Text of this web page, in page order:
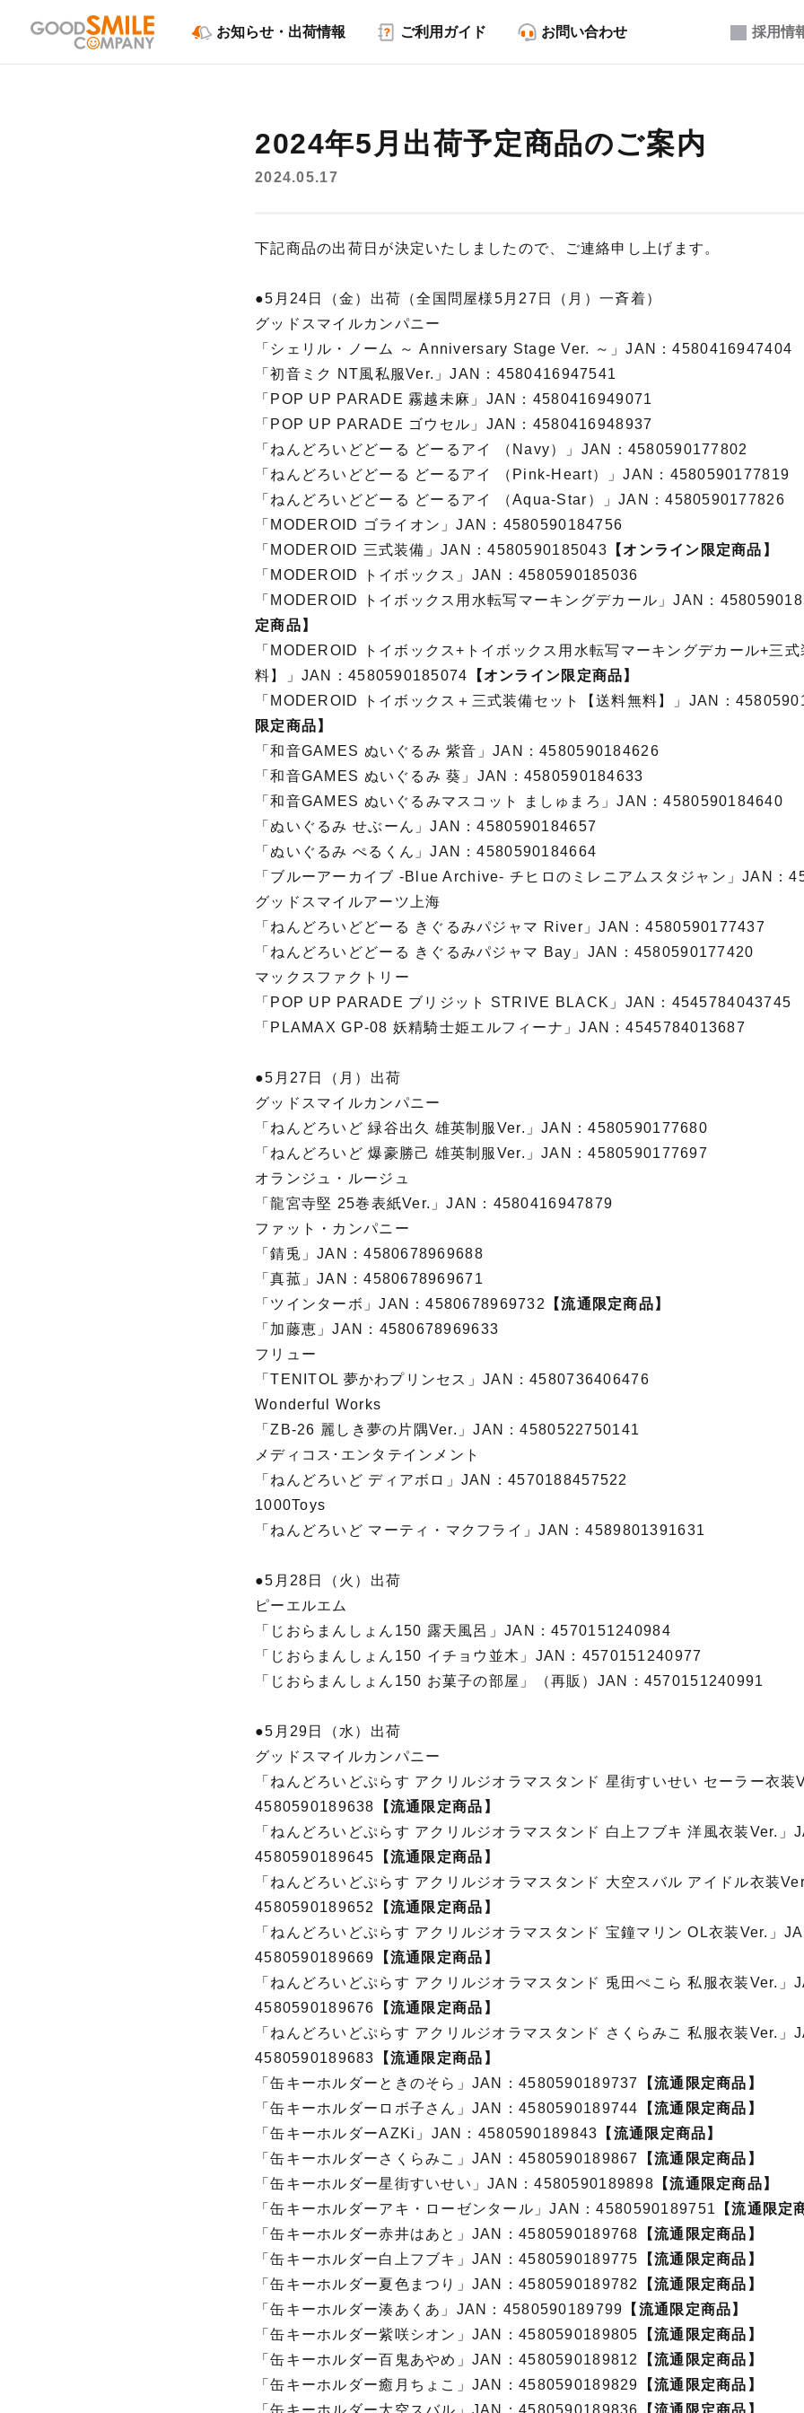
採用情
お知らせ・出荷情報 ご利用ガイド お問い合わせ
2024年5月出荷予定商品のご案内
2024.05.17
下記商品の出荷日が決定いたしましたので、ご連絡申し上げます。
●5月24日（金）出荷（全国問屋様5月27日（月）一斉着）
グッドスマイルカンパニー
「シェリル・ノーム ～ Anniversary Stage Ver. ～」JAN：4580416947404
「初音ミク NT風私服Ver.」JAN：4580416947541
「POP UP PARADE 霧越未麻」JAN：4580416949071
「POP UP PARADE ゴウセル」JAN：4580416948937
「ねんどろいどどーる どーるアイ （Navy）」JAN：4580590177802
「ねんどろいどどーる どーるアイ （Pink‐Heart）」JAN：4580590177819
「ねんどろいどどーる どーるアイ （Aqua‐Star）」JAN：4580590177826
「MODEROID ゴライオン」JAN：4580590184756
「MODEROID 三式装備」JAN：4580590185043 【オンライン限定商品】
「MODEROID トイボックス」JAN：4580590185036
「MODEROID トイボックス用水転写マーキングデカール」JAN：
定商品】
「MODEROID トイボックス+トイボックス用水転写マーキングデカール+三
料】」JAN：4580590185074 【オンライン限定商品】
「MODEROID トイボックス＋三式装備セット【送料無料】」JAN：
限定商品】
「和音GAMES ぬいぐるみ 紫音」JAN：4580590184626
「和音GAMES ぬいぐるみ 葵」JAN：4580590184633
「和音GAMES ぬいぐるみマスコット ましゅまろ」JAN：4580590184640
「ぬいぐるみ せぶーん」JAN：4580590184657
「ぬいぐるみ ぺるくん」JAN：4580590184664
「ブルーアーカイブ -Blue Archive- チヒロのミレニアムスタジャン」JAN：
グッドスマイルアーツ上海
「ねんどろいどどーる きぐるみパジャマ River」JAN：4580590177437
「ねんどろいどどーる きぐるみパジャマ Bay」JAN：4580590177420
マックスファクトリー
「POP UP PARADE ブリジット STRIVE BLACK」JAN：4545784043745
「PLAMAX GP-08 妖精騎士姫エルフィーナ」JAN：4545784013687
●5月27日（月）出荷
グッドスマイルカンパニー
「ねんどろいど 緑谷出久 雄英制服Ver.」JAN：4580590177680
「ねんどろいど 爆豪勝己 雄英制服Ver.」JAN：4580590177697
オランジュ・ルージュ
「龍宮寺堅 25巻表紙Ver.」JAN：4580416947879
ファット・カンパニー
「錆兎」JAN：4580678969688
「真菰」JAN：4580678969671
「ツインターボ」JAN：4580678969732
【流通限定商品】
「加藤恵」JAN：4580678969633
フリュー
「TENITOL 夢かわプリンセス」JAN：4580736406476
Wonderful Works
「ZB-26 麗しき夢の片隅Ver.」JAN：4580522750141
メディコス･エンタテインメント
「ねんどろいど ディアボロ」JAN：4570188457522
1000Toys
「ねんどろいど マーティ・マクフライ」JAN：4589801391631
●5月28日（火）出荷
ピーエルエム
「じおらまんしょん150 露天風呂」JAN：4570151240984
「じおらまんしょん150 イチョウ並木」JAN：4570151240977
「じおらまんしょん150 お菓子の部屋」（再販）JAN：4570151240991
●5月29日（水）出荷
グッドスマイルカンパニー
「ねんどろいどぷらす アクリルジオラマスタンド 星街すいせい セーラー衣装
4580590189638 【流通限定商品】
「ねんどろいどぷらす アクリルジオラマスタンド 白上フブキ 洋風衣装Ver.」
4580590189645 【流通限定商品】
「ねんどろいどぷらす アクリルジオラマスタンド 大空スバル アイドル衣装
4580590189652
【流通限定商品】
「ねんどろいどぷらす アクリルジオラマスタンド 宝鐘マリン OL衣装Ver.」
4580590189669 【流通限定商品】
「ねんどろいどぷらす アクリルジオラマスタンド 兎田ぺこら 私服衣装Ver.」
4580590189676 【流通限定商品】
「ねんどろいどぷらす アクリルジオラマスタンド さくらみこ 私服衣装Ver.」
4580590189683 【流通限定商品】
「缶キーホルダーときのそら」JAN：4580590189737
【流通限定商品】
「缶キーホルダーロボ子さん」JAN：4580590189744 【流通限定商品】
「缶キーホルダーAZKi」JAN：4580590189843 【流通限定商品】
「缶キーホルダーさくらみこ」JAN：4580590189867
【流通限定商品】
「缶キーホルダー星街すいせい」JAN：4580590189898 【流通限定商品】
「缶キーホルダーアキ・ローゼンタール」JAN：4580590189751
【流通限定
「缶キーホルダー赤井はあと」JAN：4580590189768 【流通限定商品】
「缶キーホルダー白上フブキ」JAN：4580590189775 【流通限定商品】
「缶キーホルダー夏色まつり」JAN：4580590189782
【流通限定商品】
「缶キーホルダー湊あくあ」JAN：4580590189799 【流通限定商品】
「缶キーホルダー紫咲シオン」JAN：4580590189805 【流通限定商品】
「缶キーホルダー百鬼あやめ」JAN：4580590189812
【流通限定商品】
「缶キーホルダー癒月ちょこ」JAN：4580590189829 【流通限定商品】
「缶キーホルダー大空スバル」JAN：4580590189836 【流通限定商品】